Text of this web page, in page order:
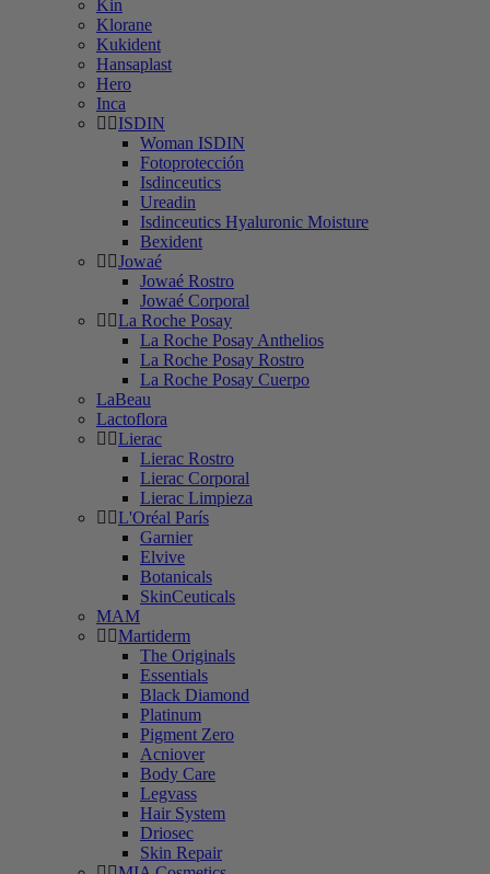
Kin
Klorane
Kukident
Hansaplast
Hero
Inca
ISDIN
Woman ISDIN
Fotoprotección
Isdinceutics
Ureadin
Isdinceutics Hyaluronic Moisture
Bexident
Jowaé
Jowaé Rostro
Jowaé Corporal
La Roche Posay
La Roche Posay Anthelios
La Roche Posay Rostro
La Roche Posay Cuerpo
LaBeau
Lactoflora
Lierac
Lierac Rostro
Lierac Corporal
Lierac Limpieza
L'Oréal París
Garnier
Elvive
Botanicals
SkinCeuticals
MAM
Martiderm
The Originals
Essentials
Black Diamond
Platinum
Pigment Zero
Acniover
Body Care
Legvass
Hair System
Driosec
Skin Repair